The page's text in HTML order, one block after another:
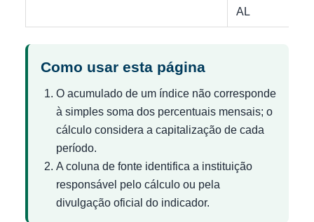
AL
Como usar esta página
O acumulado de um índice não corresponde
à simples soma dos percentuais mensais; o
cálculo considera a capitalização de cada
período.
A coluna de fonte identifica a instituição
responsável pelo cálculo ou pela
divulgação oficial do indicador.